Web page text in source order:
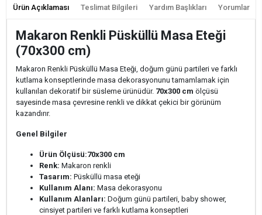
Ürün Açıklaması Teslimat Bilgileri Yardım Başlıkları Yorumlar
Makaron Renkli Püsküllü Masa Eteği
(70x300 cm)
Makaron Renkli Püsküllü Masa Eteği, doğum günü partileri ve farklı
kutlama konseptlerinde masa dekorasyonunu tamamlamak için
kullanılan dekoratif bir süsleme ürünüdür. 70x300 cm ölçüsü
sayesinde masa çevresine renkli ve dikkat çekici bir görünüm
kazandırır.
Genel Bilgiler
Ürün Ölçüsü:70x300 cm
Renk: Makaron renkli
Tasarım: Püsküllü masa eteği
Kullanım Alanı: Masa dekorasyonu
Kullanım Alanları: Doğum günü partileri, baby shower,
cinsiyet partileri ve farklı kutlama konseptleri